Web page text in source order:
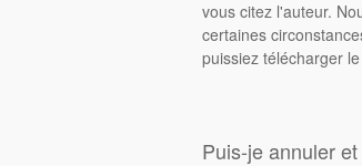
vous citez l'auteur.
certaines
puissiez télécharger
Puis-je annuler